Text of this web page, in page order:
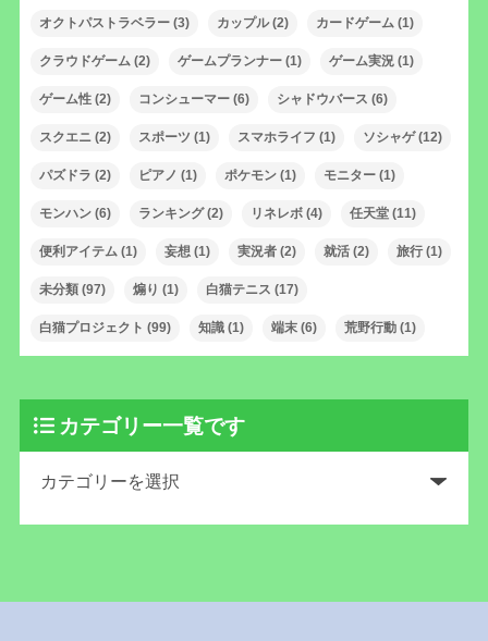
オクトパストラベラー(3) カップル(2) カードゲーム(1)
クラウドゲーム(2) ゲームプランナー(1) ゲーム実況(1)
ゲーム性(2) コンシューマー(6) シャドウバース (6)
スクエニ(2) スポーツ (1) スマホライフ (1) ソシャゲ(12)
パズドラ (2) ピアノ (1) ポケモン(1) モニター(1)
モンハン(6) ランキング(2) リネレボ(4) 任天堂(11)
便利アイテム(1) 妄想(1) 実況者(2) 就活(2) 旅行(1)
未分類(97) 煽り (1) 白猫テニス (17)
白猫プロジェクト (99) 知識(1) 端末(6) 荒野行動(1)
カテゴリー一覧です